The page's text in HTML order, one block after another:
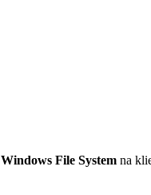
Windows File System na